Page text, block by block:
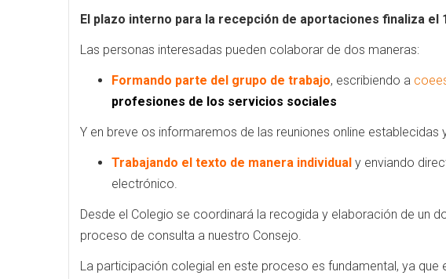
El plazo interno para la recepción de aportaciones finaliza el
Las personas interesadas pueden colaborar de dos maneras:
Formando parte del grupo de trabajo, escribiendo a
profesiones de los servicios sociales
Y en breve os informaremos de las reuniones online
Trabajando el texto de manera individual y enviando
electrónico.
Desde el Colegio se coordinará la recogida y elaboración de un
proceso de consulta a nuestro Consejo.
La participación colegial en este proceso es fundamental, ya